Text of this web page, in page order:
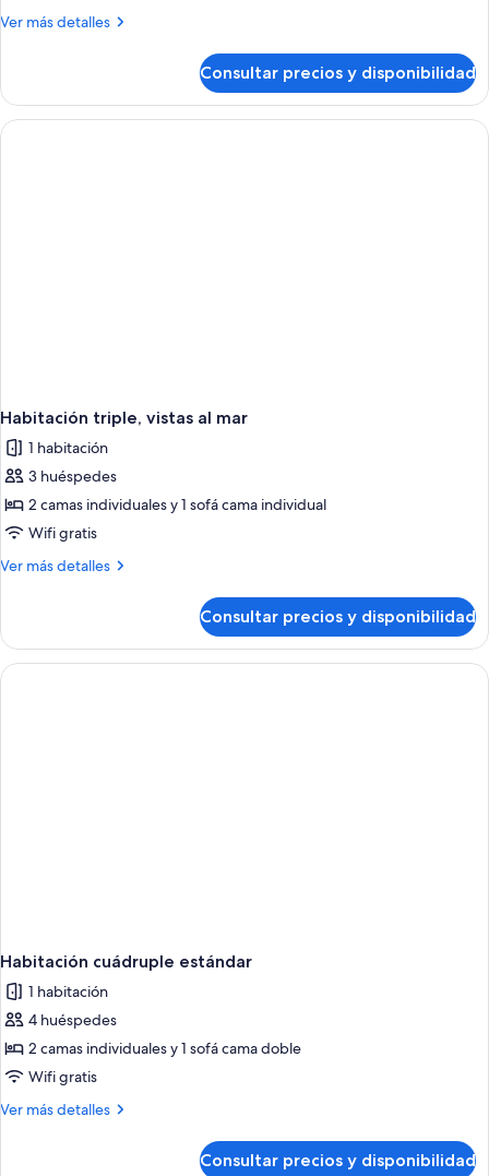
Ver más detalles
Más
triple
Consultar precios y disponibilidad
Habitación triple, vistas al mar
1 habitación
3 huéspedes
2 camas individuales y 1 sofá cama individual
Wifi gratis
Ver más detalles
Más
triple,
vistas
al
Consultar precios y disponibilidad
Habitación cuádruple estándar
1 habitación
4 huéspedes
2 camas individuales y 1 sofá cama doble
Wifi gratis
Ver más detalles
Más
Consultar precios y disponibilidad